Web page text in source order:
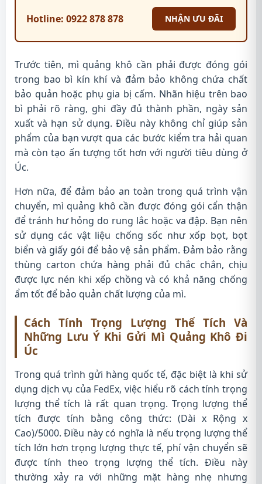
Hotline: 0922 878 878 NHẬN ƯU ĐÃI
Trước tiên, mì quảng khô cần phải được đóng gói
trong bao bì kín khí và đảm bảo không chứa chất
bảo quản hoặc phụ gia bị cấm. Nhãn hiệu trên bao
bì phải rõ ràng, ghi đầy đủ thành phần, ngày sản
xuất và hạn sử dụng. Điều này không chỉ giúp sản
phẩm của bạn vượt qua các bước kiểm tra hải quan
mà còn tạo ấn tượng tốt hơn với người tiêu dùng ở
Úc.
Hơn nữa, để đảm bảo an toàn trong quá trình vận
chuyển, mì quảng khô cần được đóng gói cẩn thận
để tránh hư hỏng do rung lắc hoặc va đập. Bạn nên
sử dụng các vật liệu chống sốc như xốp bọt, bọt
biển và giấy gói để bảo vệ sản phẩm. Đảm bảo rằng
thùng carton chứa hàng phải đủ chắc chắn, chịu
được lực nén khi xếp chồng và có khả năng chống
ẩm tốt để bảo quản chất lượng của mì.
Cách Tính Trọng Lượng Thể Tích Và
Những Lưu Ý Khi Gửi Mì Quảng Khô Đi
Úc
Trong quá trình gửi hàng quốc tế, đặc biệt là khi sử
dụng dịch vụ của FedEx, việc hiểu rõ cách tính trọng
lượng thể tích là rất quan trọng. Trọng lượng thể
tích được tính bằng công thức: (Dài x Rộng x
Cao)/5000. Điều này có nghĩa là nếu trọng lượng thể
tích lớn hơn trọng lượng thực tế, phí vận chuyển sẽ
được tính theo trọng lượng thể tích. Điều này
thường xảy ra với những mặt hàng nhẹ nhưng